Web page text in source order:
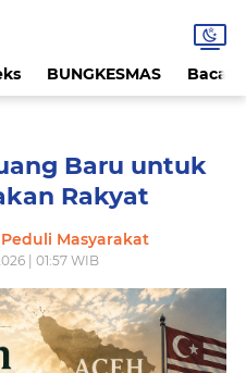
BUNGKESMAS
Baru untuk
Rakyat
Masyarakat
| 01:57 WIB